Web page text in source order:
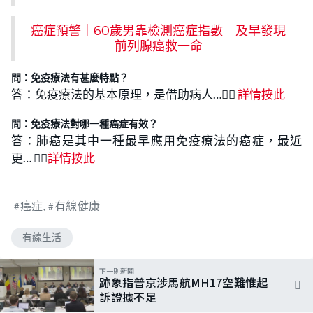
癌症預警｜60歲男靠檢測癌症指數 及早發現
前列腺癌救一命
問：免疫療法有甚麼特點？
答：免疫療法的基本原理，是借助病人…👉🏻詳情按此
問：免疫療法對哪一種癌症有效？
答：肺癌是其中一種最早應用免疫療法的癌症，最近
更… 👉🏻詳情按此
癌症 有線健康
有線生活
下一則新聞
跡象指普京涉馬航MH17空難惟起
訴證據不足